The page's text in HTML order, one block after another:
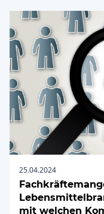
25.04.2024
mit welchen